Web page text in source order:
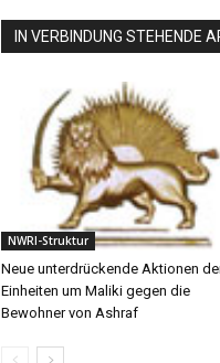
IN VERBINDUNG STEHENDE
NWRI-Struktur
Neue unterdrückende Aktionen
Einheiten um Maliki gegen die
Bewohner von Ashraf